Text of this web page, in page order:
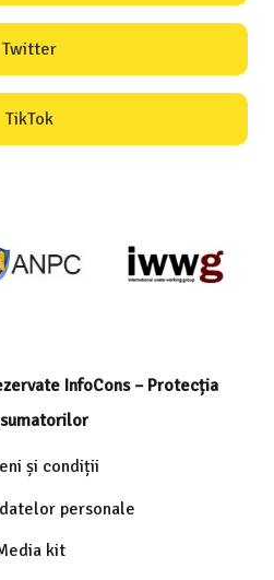
Twitter
TikTok
InfoCons – Protecția
și condiții
personale
kit